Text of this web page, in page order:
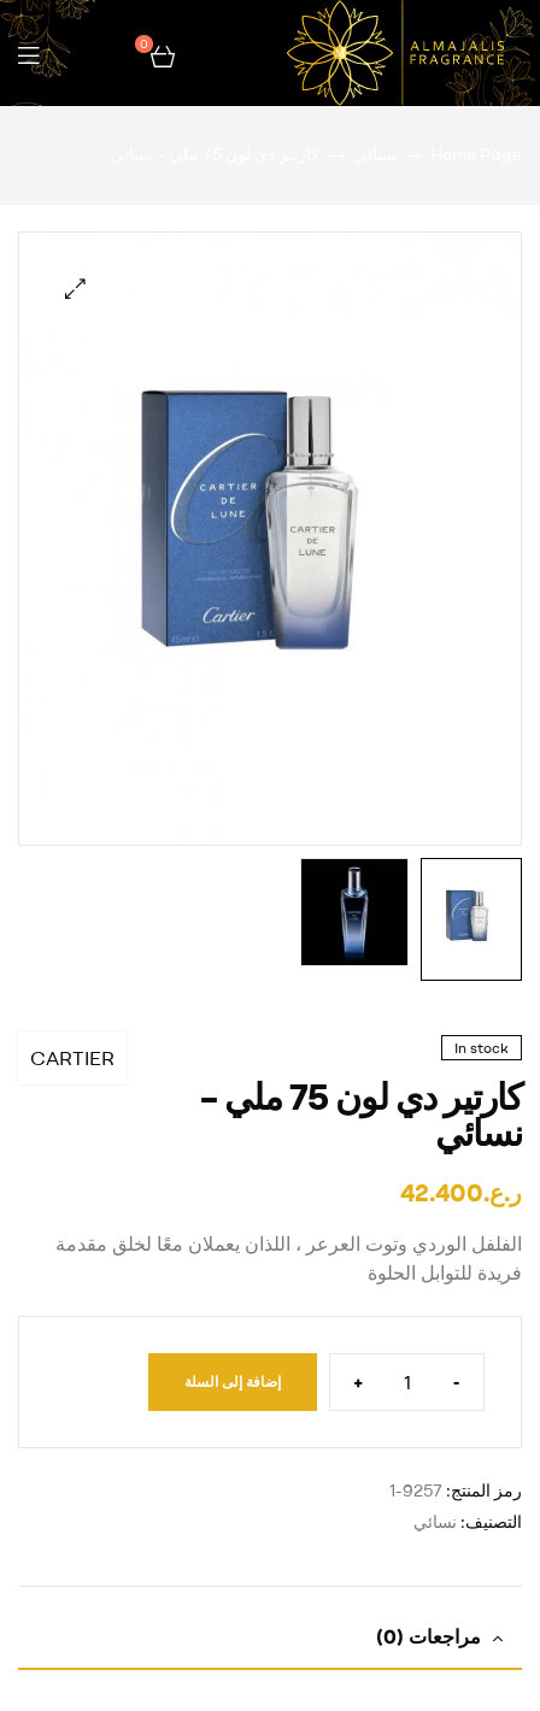
0
CARTIER In stock
كارتير دي لون 75 ملي –
نسائي
ر.ع.42.400
الفلفل الوردي وتوت العرعر ، اللذان يعملان معًا لخلق مقدمة
فريدة للتوابل الحلوة
-
+ إضافة إلى السلة
رمز المنتج: 9257-1
التصنيف: نسائي
مراجعات (0)